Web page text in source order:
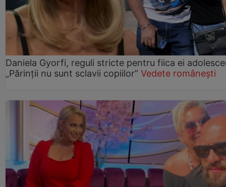
Daniela Gyorfi, reguli stricte pentru fiica ei
„Părinții nu sunt sclavii copiilor” Vedete românești